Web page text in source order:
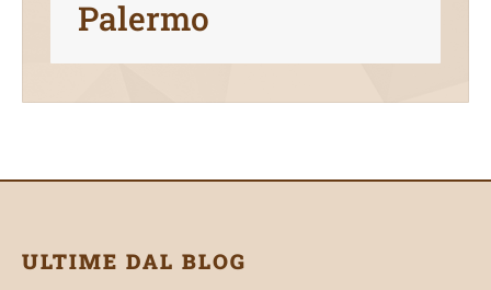
Palermo
ULTIME DAL BLOG